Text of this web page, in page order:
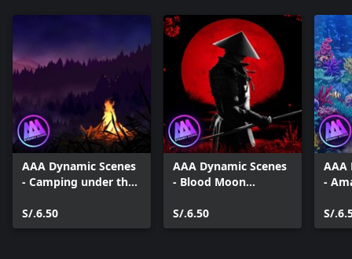
AAA Dynamic Scenes
- Camping under the
S/.6.50
AAA Dynamic Scenes
- Blood Moon
Scene
S/.6.50
AAA
-
S/